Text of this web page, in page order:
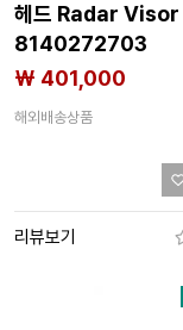
헤드 Radar Visor
8140272703
₩ 401,000
해외배송상품
리뷰보기